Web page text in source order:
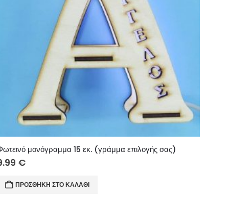
μονόγραμμα 15 εκ. (γράμμα επιλογής σας)
€
ΠΡΟΣΘΉΚΗ ΣΤΟ ΚΑΛΆΘΙ